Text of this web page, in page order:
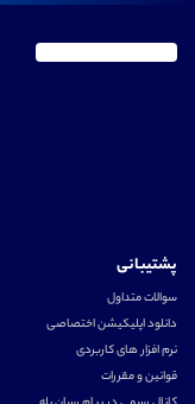
پشتیبانی
سوالات متداول
دانلود اپلیکیشن اختصاصی
نرم افزار های کاربردی
قوانین و مقررات